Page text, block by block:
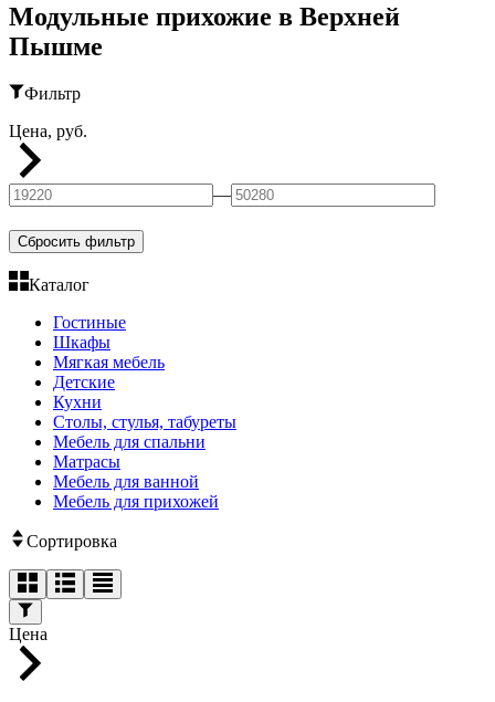
Модульные прихожие в Верхней
Пышме
Фильтр
Цена, руб.
—
Сбросить фильтр
Каталог
Гостиные
Шкафы
Мягкая мебель
Детские
Кухни
Столы, стулья, табуреты
Мебель для спальни
Матрасы
Мебель для ванной
Мебель для прихожей
Сортировка
Цена